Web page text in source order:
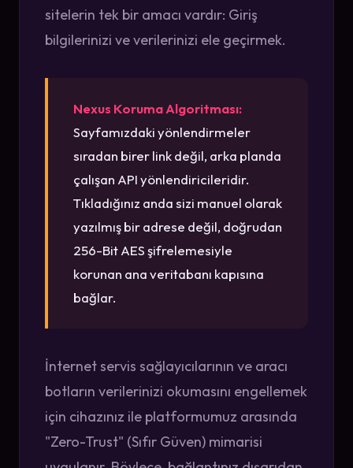
sitelerin tek bir amacı vardır: Giriş
bilgilerinizi ve verilerinizi ele geçirmek.
Nexus Koruma Algoritması:
Sayfamızdaki yönlendirmeler
sıradan birer link değil, arka planda
çalışan API yönlendiricileridir.
Tıkladığınız anda sizi manuel olarak
yazılmış bir adrese değil, doğrudan
256-Bit AES şifrelemesiyle
korunan ana veritabanı kapısına
bağlar.
İnternet servis sağlayıcılarının ve aracı
botların verilerinizi okumasını engellemek
için cihazınız ile platformumuz arasında
"Zero-Trust" (Sıfır Güven) mimarisi